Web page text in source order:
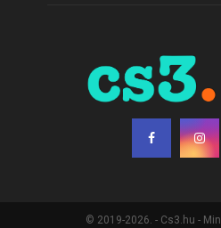
© 2019-2026. - Cs3.hu -